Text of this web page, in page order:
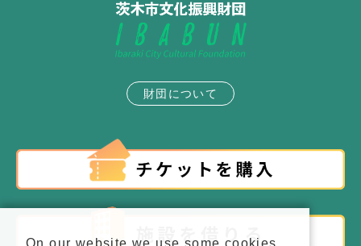
財団について
On our website we use some cookies.